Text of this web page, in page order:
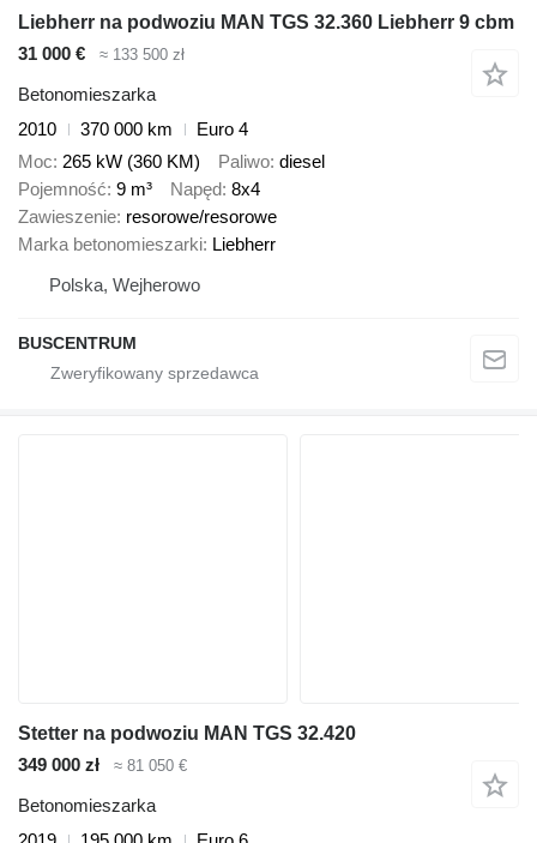
Liebherr na podwoziu MAN TGS 32.360 Liebherr 9 cbm
31 000 €
≈ 133 500 zł
Betonomieszarka
2010
370 000 km
Euro 4
Moc 265 kW (360 KM) Paliwo diesel
Pojemność 9 m³ Napęd 8x4
Zawieszenie resorowe/resorowe
Marka betonomieszarki Liebherr
Polska, Wejherowo
BUSCENTRUM
Stetter na podwoziu MAN TGS 32.420
349 000 zł
≈ 81 050 €
Betonomieszarka